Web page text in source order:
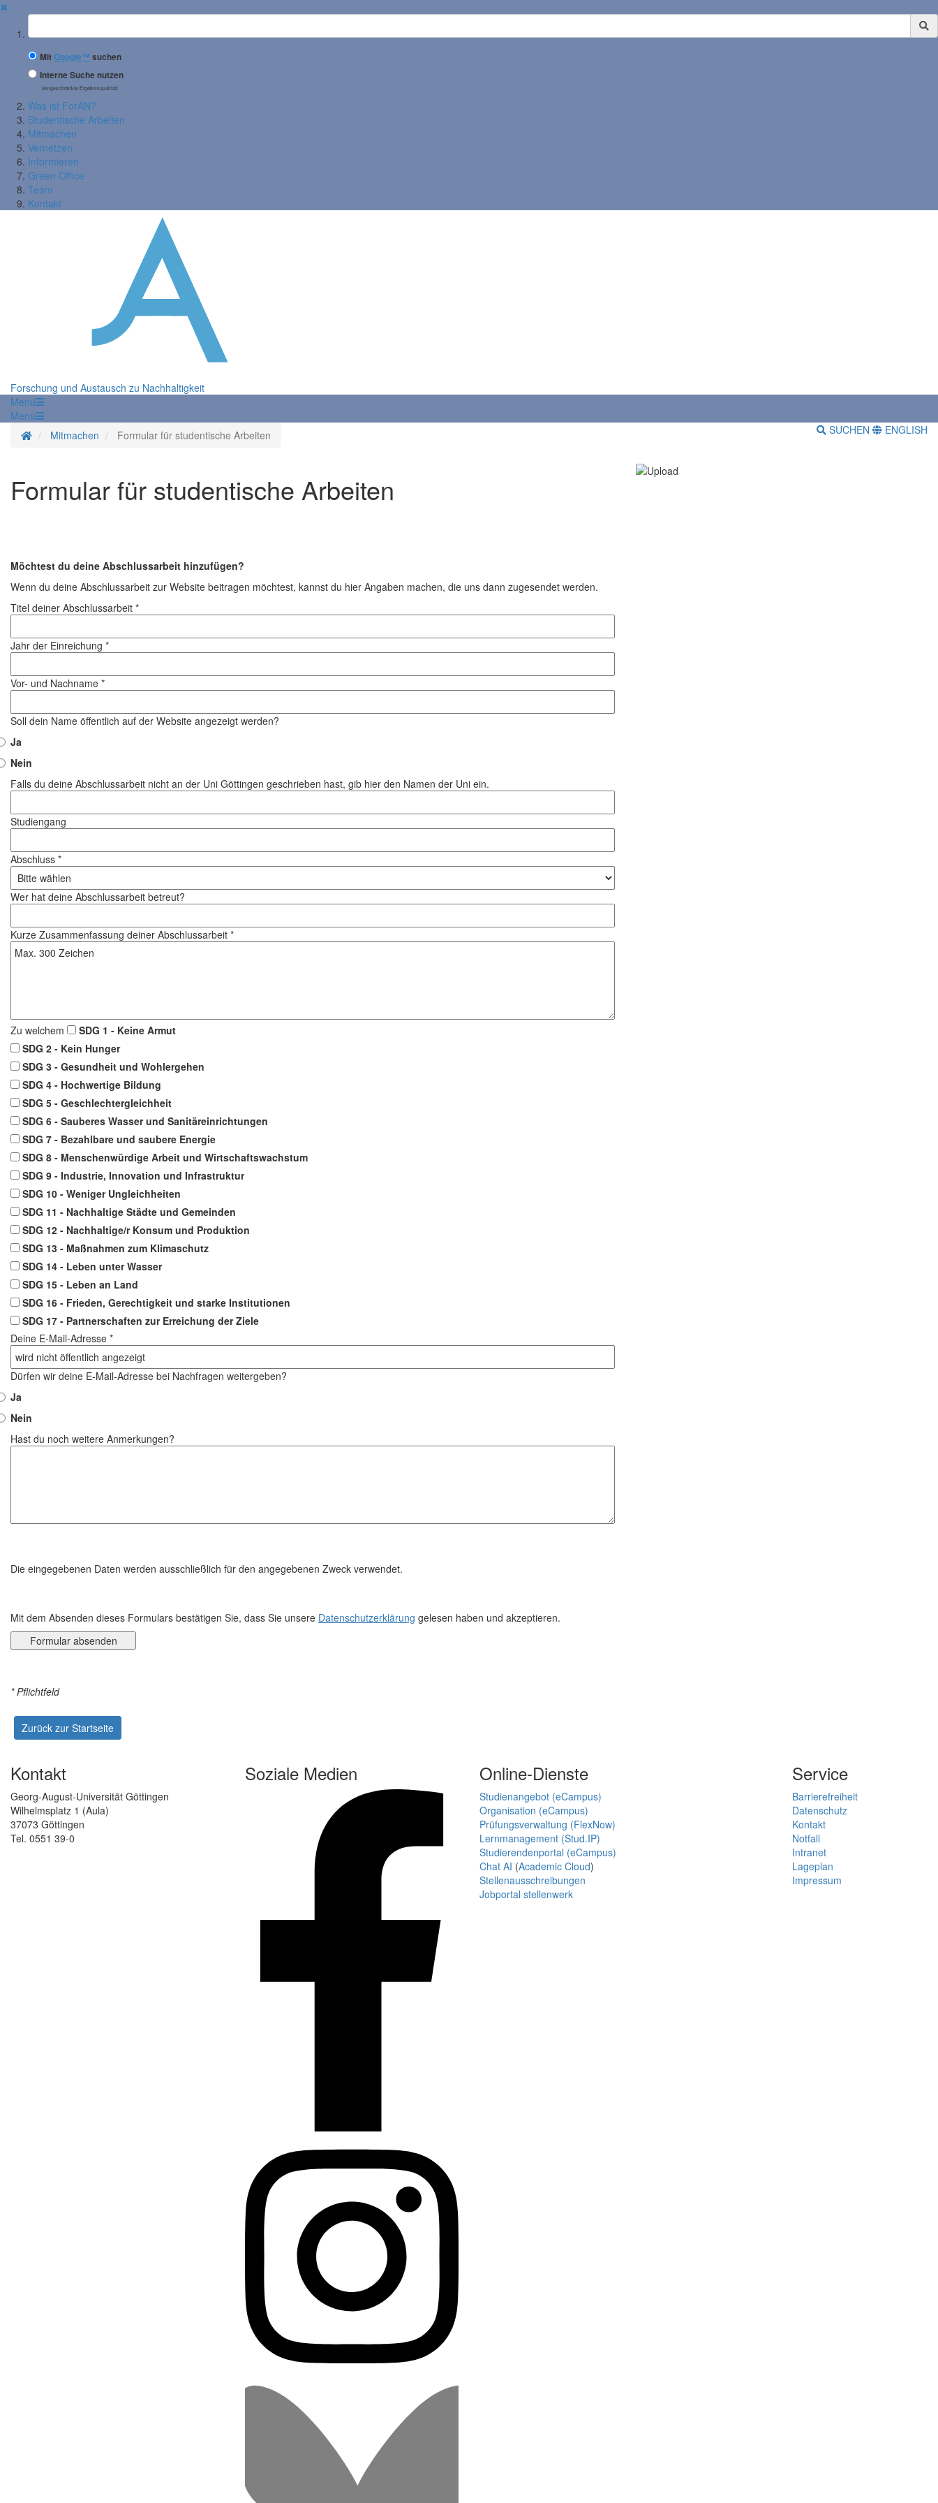
✖
Suchbegriff
MitGoogle™ suchen
Interne Suche nutzen
(eingeschränkte Ergebnisqualität)
Was ist ForAN?
Studentische Arbeiten
Mitmachen
Vernetzen
Informieren
Green Office
Team
Kontakt
Forschung und Austausch zu Nachhaltigkeit
Menü
Menü
StartseiteMitmachen Formular für studentische Arbeiten SUCHEN ENGLISH
Formular für studentische Arbeiten
Möchtest du deine Abschlussarbeit hinzufügen?
Wenn du deine Abschlussarbeit zur Website beitragen möchtest, kannst du hier Angaben machen, die uns dann zugesendet werden.
Titel deiner Abschlussarbeit *
Jahr der Einreichung *
Vor- und Nachname *
Soll dein Name öffentlich auf der Website angezeigt werden?
Ja
Nein
Falls du deine Abschlussarbeit nicht an der Uni Göttingen geschrieben hast, gib hier den Namen der Uni ein.
Studiengang
Abschluss *
Wer hat deine Abschlussarbeit betreut?
Kurze Zusammenfassung deiner Abschlussarbeit *
Zu welchem
SDG 1 - Keine Armut
SDG 2 - Kein Hunger
SDG 3 - Gesundheit und Wohlergehen
SDG 4 - Hochwertige Bildung
SDG 5 - Geschlechtergleichheit
SDG 6 - Sauberes Wasser und Sanitäreinrichtungen
SDG 7 - Bezahlbare und saubere Energie
SDG 8 - Menschenwürdige Arbeit und Wirtschaftswachstum
SDG 9 - Industrie, Innovation und Infrastruktur
SDG 10 - Weniger Ungleichheiten
SDG 11 - Nachhaltige Städte und Gemeinden
SDG 12 - Nachhaltige/r Konsum und Produktion
SDG 13 - Maßnahmen zum Klimaschutz
SDG 14 - Leben unter Wasser
SDG 15 - Leben an Land
SDG 16 - Frieden, Gerechtigkeit und starke Institutionen
SDG 17 - Partnerschaften zur Erreichung der Ziele
Deine E-Mail-Adresse *
Dürfen wir deine E-Mail-Adresse bei Nachfragen weitergeben?
Ja
Nein
Hast du noch weitere Anmerkungen?
Die eingegebenen Daten werden ausschließlich für den angegebenen Zweck verwendet.
Mit dem Absenden dieses Formulars bestätigen Sie, dass Sie unsere Datenschutzerklärung gelesen haben und akzeptieren.
* Pflichtfeld
Zurück zur Startseite
Kontakt
Georg-August-Universität Göttingen
Wilhelmsplatz 1 (Aula)
37073 Göttingen
Tel. 0551 39-0
Soziale Medien Online-Dienste
Studienangebot (eCampus)
Organisation (eCampus)
Prüfungsverwaltung (FlexNow)
Lernmanagement (Stud.IP)
Studierendenportal (eCampus)
Chat AI (Academic Cloud)
Stellenausschreibungen
Jobportal stellenwerk
Service
Barrierefreiheit
Datenschutz
Kontakt
Notfall
Intranet
Lageplan
Impressum